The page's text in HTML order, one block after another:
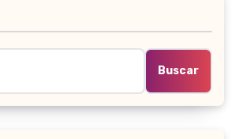
Buscar